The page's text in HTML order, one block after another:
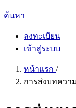
ค้นหา
ลงทะเบียน
เข้าสู่ระบบ
หน้าแรก /
การส่งบทความ